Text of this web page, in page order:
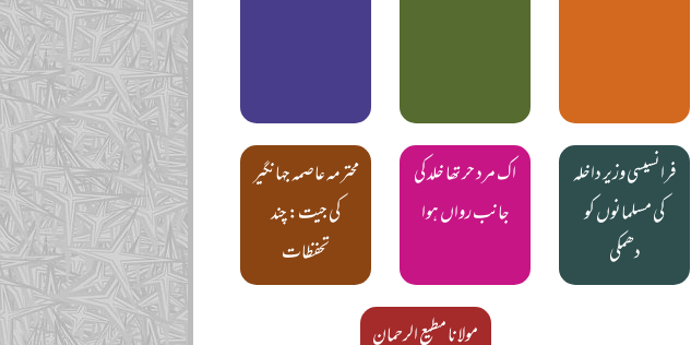
فرانسیسی وزیر داخلہ
کی مسلمانوں کو
دھمکی
اک مرد حر تھا خلد کی
جانب رواں ہوا
محترمہ عاصمہ جہانگیر
کی جیت: چند
تحفظات
مولانا مطیع الرحمان